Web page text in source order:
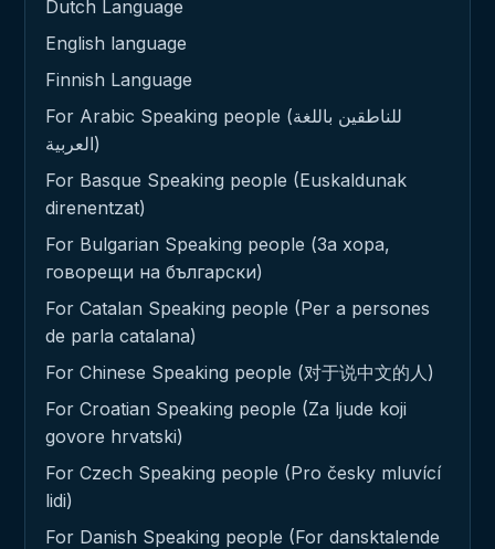
Dutch Language
English language
Finnish Language
For Arabic Speaking people (للناطقين باللغة
العربية)
For Basque Speaking people (Euskaldunak
direnentzat)
For Bulgarian Speaking people (За хора,
говорещи на български)
For Catalan Speaking people (Per a persones
de parla catalana)
For Chinese Speaking people (对于说中文的人)
For Croatian Speaking people (Za ljude koji
govore hrvatski)
For Czech Speaking people (Pro česky mluvící
lidi)
For Danish Speaking people (For dansktalende